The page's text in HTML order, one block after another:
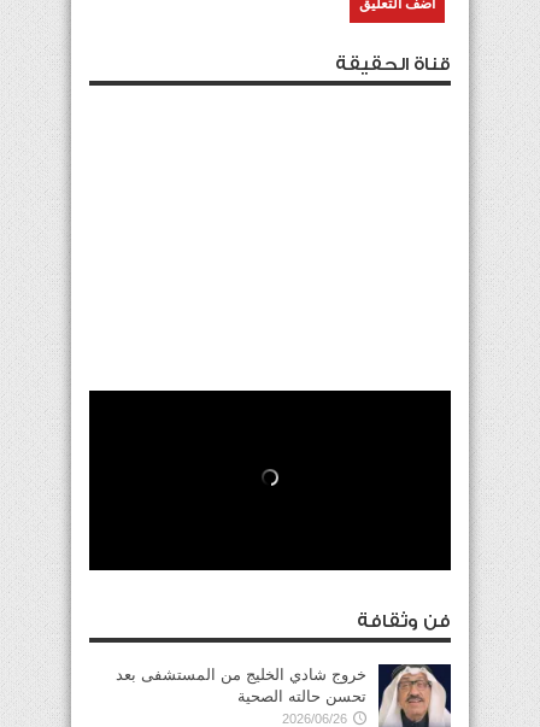
قناة الحقيقة
فن وثقافة
خروج شادي الخليج من المستشفى بعد
تحسن حالته الصحية
2026/06/26